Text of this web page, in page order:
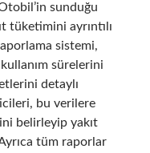
sunduğu
tüketimini ayrıntılı
sistemi,
sürelerini
detaylı
bu verilere
belirleyip yakıt
tüm raporlar